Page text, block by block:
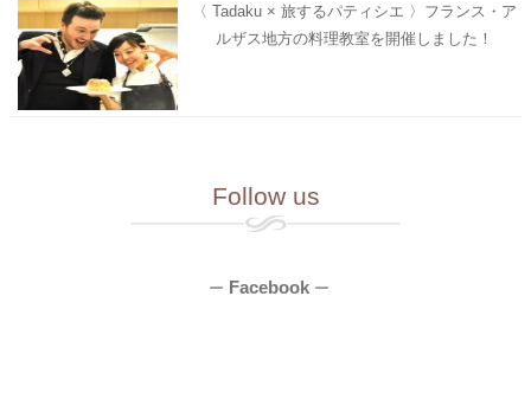
〈 Tadaku × 旅するパティシエ 〉フランス・ア
ルザス地方の料理教室を開催しました！
Follow us
ー Facebook ー